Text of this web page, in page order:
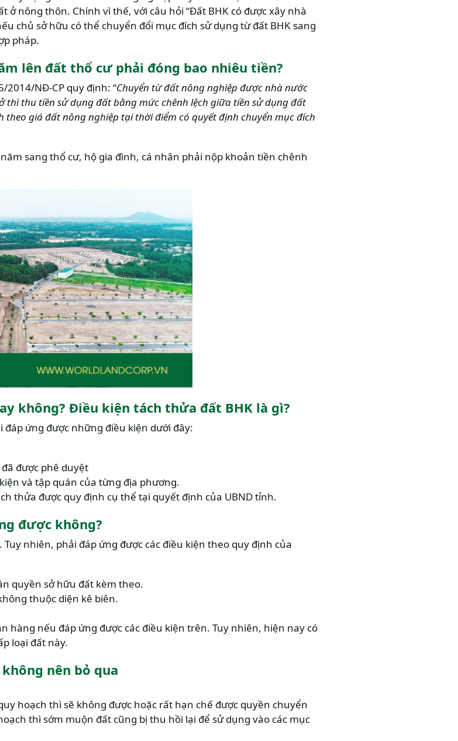
ở nông thôn. Chính vì thế, với câu hỏi “Đất BHK có được xây nhà
chủ sở hữu có thể chuyển đổi mục đích sử dụng từ đất BHK sang
pháp.
lên đất thổ cư phải đóng bao nhiêu tiền?
2014/NĐ-CP quy định: “Chuyển từ đất nông nghiệp được nhà nước
thu tiền sử dụng đất bằng mức chênh lệch giữa tiền sử dụng đất
giá đất nông nghiệp tại thời điểm có quyết định chuyển mục đích
sang thổ cư, hộ gia đình, cá nhân phải nộp khoản tiền chênh
không? Điều kiện tách thửa đất BHK là gì?
ứng được những điều kiện dưới đây:
được phê duyệt
và tập quán của từng địa phương.
thửa được quy định cụ thể tại quyết định của UBND tỉnh.
được không?
nhiên, phải đáp ứng được các điều kiện theo quy định của
quyền sở hữu đất kèm theo.
thuộc diện kê biên.
hàng nếu đáp ứng được các điều kiện trên. Tuy nhiên, hiện nay có
loại đất này.
nên bỏ qua
hoạch thì sẽ không được hoặc rất hạn chế được quyền chuyển
thì sớm muộn đất cũng bị thu hồi lại để sử dụng vào các mục